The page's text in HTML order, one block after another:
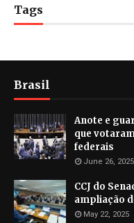
Tags
Brasil
Anote e
que
federais
June 26, 2025
CCJ do
ampliação
May 22, 2025